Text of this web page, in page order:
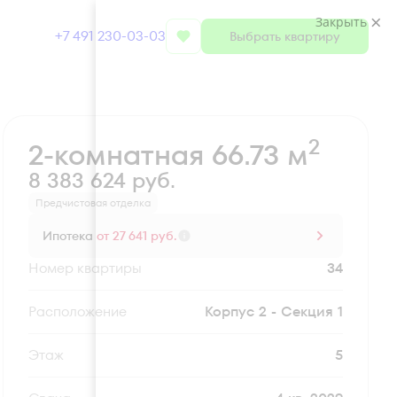
+7 491 230-03-03 Выбрать квартиру
Забронировать
2-комнатная 66.73 м2
8 383 624 руб.
Предчистовая отделка
Ипотека от 27 641 руб.
Номер квартиры 34
Секция Корпус 2 - Секция 1
Этаж 5
Закрыть